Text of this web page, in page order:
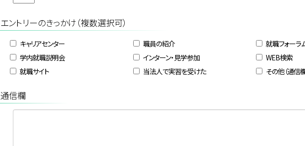
エントリーのきっかけ（複数選択可）
キャリアセンター 職員の紹介
就職フォーラ
学内就職説明会
インターン・見学参加
WEB検索
就職サイト
当法人で実習を受けた その他（通信
通信欄